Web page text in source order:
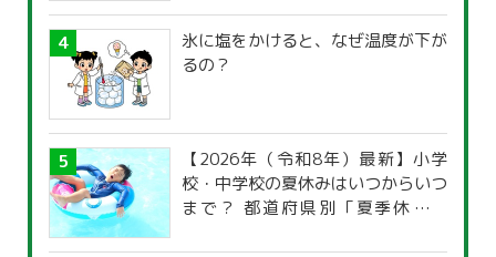
氷に塩をかけると、なぜ温度が下が
るの？
【2026年（令和8年）最新】小学
校・中学校の夏休みはいつからいつ
まで？ 都道府県別「夏季休暇一